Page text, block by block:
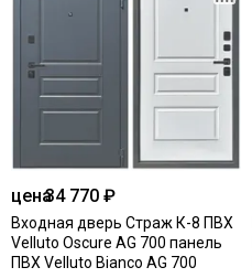
цена34 770 ₽
Входная дверь Страж К-8 ПВХ
Velluto Oscure AG 700 панель
ПВХ Velluto Bianco AG 700